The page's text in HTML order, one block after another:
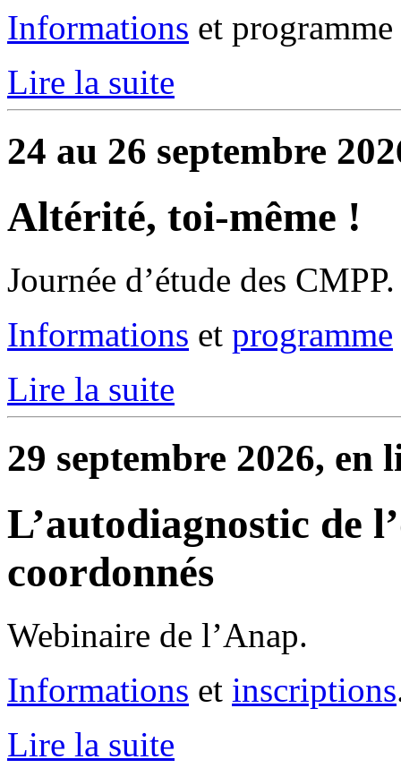
Informations et
Lire la suite
24 au 26 septembre
Altérité, toi-même !
Journée d’étude des CMPP.
Informations et programme
Lire la suite
29 septembre 2026, en
L’autodiagnostic de
coordonnés
Webinaire de l’Anap.
Informations et inscriptions
Lire la suite